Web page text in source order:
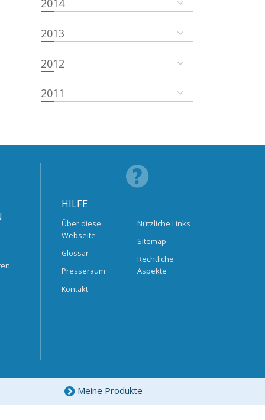
2014
2013
2012
2011
HILFE
Über diese
Webseite
Glossar
Presseraum
Kontakt
Nützliche Links
Sitemap
Rechtliche
Aspekte
Meine Produkte